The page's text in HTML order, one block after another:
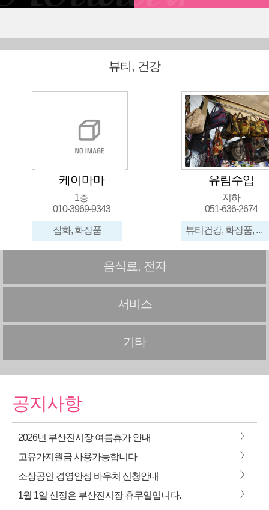
뷰티, 건강
유림수입
지하
051-636-2674
셀비아
3층
음식료, 전자
서비스
기타
공지사항
2026년 부산진시장 여름휴가 안내 >
고유가지원금 사용가능합니다 >
소상공인 경영안정 바우처 신청안내 >
1월 1일 신정은 부산진시장 휴무일입니다. >